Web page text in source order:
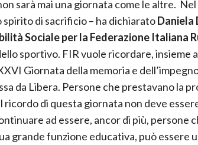
sarà mai una giornata come le altre.
spirito di sacrificio – ha dichiaratoDaniela
Sociale per la Federazione Italiana
sportivo. FIR vuole ricordare, insieme
Giornata della memoria e
da Libera. Persone che prestavano la
di questa giornata non deve
ad essere, ancor di più, persone
grande funzione educativa, può essere